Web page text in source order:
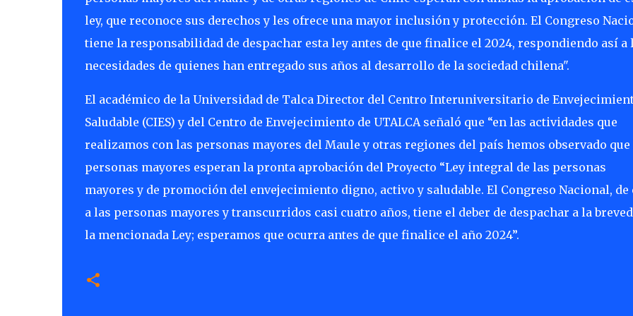
ley, que reconoce sus derechos y les ofrece una mayor inclusión y protección. El Congreso
tiene la responsabilidad de despachar esta ley antes de que finalice el 2024, respondiendo así a
necesidades de quienes han entregado sus años al desarrollo de la sociedad chilena".
El académico de la Universidad de Talca Director del Centro Interuniversitario de
Saludable (CIES) y del Centro de Envejecimiento de UTALCA señaló que “en las actividades que
realizamos con las personas mayores del Maule y otras regiones del país hemos observado que
personas mayores esperan la pronta aprobación del Proyecto “Ley integral de las personas
mayores y de promoción del envejecimiento digno, activo y saludable. El Congreso Nacional, de
a las personas mayores y transcurridos casi cuatro años, tiene el deber de despachar a la
la mencionada Ley; esperamos que ocurra antes de que finalice el año 2024”.